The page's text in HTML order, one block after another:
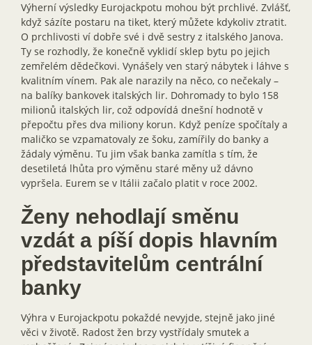
Výherní výsledky Eurojackpotu mohou být prchlivé. Zvlášť,
když sázíte postaru na tiket, který můžete kdykoliv ztratit.
O prchlivosti ví dobře své i dvě sestry z italského Janova.
Ty se rozhodly, že konečně vyklidí sklep bytu po jejich
zemřelém dědečkovi. Vynášely ven starý nábytek i láhve s
kvalitním vínem. Pak ale narazily na něco, co nečekaly –
na balíky bankovek italských lir. Dohromady to bylo 158
milionů italských lir, což odpovídá dnešní hodnotě v
přepočtu přes dva miliony korun. Když peníze spočítaly a
maličko se vzpamatovaly ze šoku, zamířily do banky a
žádaly výměnu. Tu jim však banka zamítla s tím, že
desetiletá lhůta pro výměnu staré měny už dávno
vypršela. Eurem se v Itálii začalo platit v roce 2002.
Ženy nehodlají směnu
vzdát a píší dopis hlavním
představitelům centrální
banky
Výhra v Eurojackpotu pokaždé nevyjde, stejně jako jiné
věci v životě. Radost žen brzy vystřídaly smutek a